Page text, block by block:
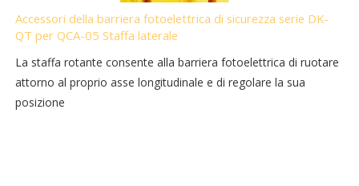
Accessori della barriera fotoelettrica di sicurezza serie DK-
QT per QCA-05 Staffa laterale
La staffa rotante consente alla barriera fotoelettrica di ruotare
attorno al proprio asse longitudinale e di regolare la sua
posizione